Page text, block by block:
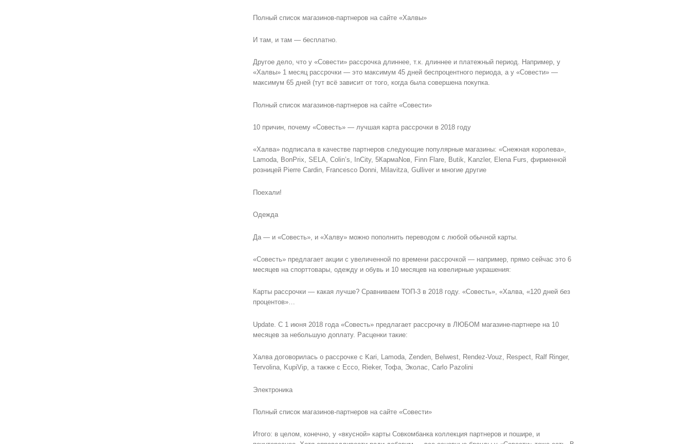
Полный список магазинов-партнеров на сайте «Халвы»
И там, и там — бесплатно.
Другое дело, что у «Совести» рассрочка длиннее, т.к. длиннее и платежный период. Например, у
«Халвы» 1 месяц рассрочки — это максимум 45 дней беспроцентного периода, а у «Совести» —
максимум 65 дней (тут всё зависит от того, когда была совершена покупка.
Полный список магазинов-партнеров на сайте «Совести»
10 причин, почему «Совесть» — лучшая карта рассрочки в 2018 году
«Халва» подписала в качестве партнеров следующие популярные магазины: «Снежная королева»,
Lamoda, BonPrix, SELA, Colin’s, InCity, 5КармаNов, Finn Flare, Butik, Kanzler, Elena Furs, фирменной
розницей Pierre Cardin, Francesco Donni, Milavitza, Gulliver и многие другие
Поехали!
Одежда
Да — и «Совесть», и «Халву» можно пополнить переводом с любой обычной карты.
«Совесть» предлагает акции с увеличенной по времени рассрочкой — например, прямо сейчас это 6
месяцев на спорттовары, одежду и обувь и 10 месяцев на ювелирные украшения:
Карты рассрочки — какая лучше? Сравниваем ТОП-3 в 2018 году. «Совесть», «Халва, «120 дней без
процентов»…
Update. C 1 июня 2018 года «Совесть» предлагает рассрочку в ЛЮБОМ магазине-партнере на 10
месяцев за небольшую доплату. Расценки такие:
Халва договорилась о рассрочке с Kari, Lamoda, Zenden, Belwest, Rendez-Vouz, Respect, Ralf Ringer,
Tervolina, KupiVip, а также с Ecco, Rieker, Тофа, Эколас, Carlo Pazolini
Электроника
Полный список магазинов-партнеров на сайте «Совести»
Итого: в целом, конечно, у «вкусной» карты Совкомбанка коллекция партнеров и пошире, и